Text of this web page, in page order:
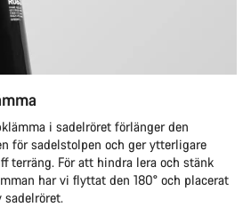
i sadelröret förlänger den
för sadelstolpen och ger ytterligare
terräng. För att hindra lera och stänk
har vi flyttat den 180° och placerat
sadelröret.